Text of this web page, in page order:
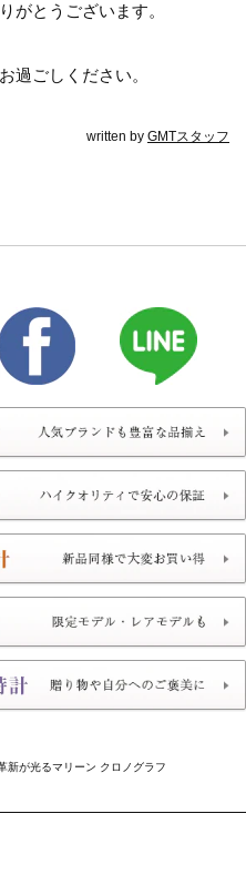
がとうございます。
過ごしください。
written by GMTスタッフ
新が光るマリーン クロノグラフ